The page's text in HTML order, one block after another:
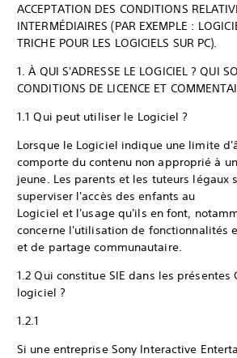
ACCEPTATION DES CONDITIONS
INTERMÉDIAIRES (PAR EXEMPLE :
TRICHE POUR LES LOGICIELS SUR PC).
1. À QUI S'ADRESSE LE LOGICIEL ? QUI
CONDITIONS DE LICENCE ET
1.1 Qui peut utiliser le Logiciel ?
Lorsque le Logiciel indique une limite
comporte du contenu non approprié à
jeune. Les parents et les tuteurs légaux
superviser l'accès des enfants au
Logiciel et l'usage qu'ils en font,
concerne l'utilisation de fonctionnalités
et de partage communautaire.
1.2 Qui constitue SIE dans les présentes
logiciel ?
1.2.1
Si une entreprise Sony Interactive